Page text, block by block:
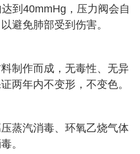
到40mmHg，压力阀会自
避免肺部受到伤害。
制作而成，无毒性、无异
两年内不变形，不变色。
蒸汽消毒、环氧乙烧气体
。